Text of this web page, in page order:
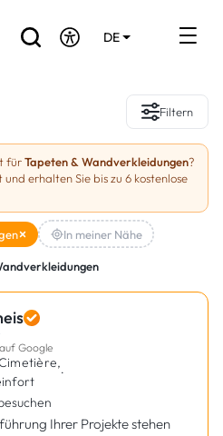
DE
Filtern
fürTapeten & Wandverkleidungen?
und erhalten Sie bis zu 6 kostenlose
In meiner Nähe
Google
·
Ihrer Projekte stehen